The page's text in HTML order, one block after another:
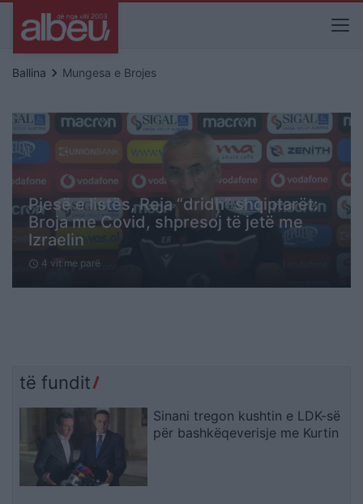
Ballina keyboard_arrow_right Mungesa e Brojes
Pjesë e listës, Reja “dridh” shqiptarët:
Broja me Covid, shpresoj të jetë me
Izraelin
schedule 4 vit me parë
të fundit
Sinani tregon kushtin e LDK-së
për bashkëqeverisje me Kurtin